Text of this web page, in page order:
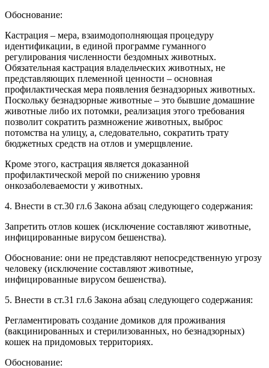
Обоснование:
Кастрация – мера, взаимодополняющая процедуру
идентификации, в единой программе гуманного
регулирования численности бездомных животных.
Обязательная кастрация владельческих животных, не
представляющих племенной ценности – основная
профилактическая мера появления безнадзорных животных.
Поскольку безнадзорные животные – это бывшие домашние
животные либо их потомки, реализация этого требования
позволит сократить размножение животных, выброс
потомства на улицу, а, следовательно, сократить трату
бюджетных средств на отлов и умерщвление.
Кроме этого, кастрация является доказанной
профилактической мерой по снижению уровня
онкозаболеваемости у животных.
4. Внести в ст.30 гл.6 Закона абзац следующего содержания:
Запретить отлов кошек (исключение составляют животные,
инфицированные вирусом бешенства).
Обоснование: они не представляют непосредственную угрозу
человеку (исключение составляют животные,
инфицированные вирусом бешенства).
5. Внести в ст.31 гл.6 Закона абзац следующего содержания:
Регламентировать создание домиков для проживания
(вакцинированных и стерилизованных, но безнадзорных)
кошек на придомовых территориях.
Обоснование: